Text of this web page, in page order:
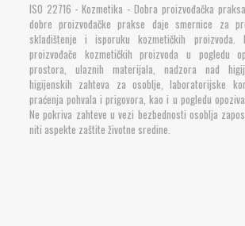
ISO 22716 - Kozmetika - Dobra proizvođačka
dobre proizvođačke prakse daje smernice za
skladištenje i isporuku kozmetičkih proizvoda.
proizvođače kozmetičkih proizvoda u pogledu
prostora, ulaznih materijala, nadzora nad
higijenskih zahteva za osoblje, laboratorijske
praćenja pohvala i prigovora, kao i u pogledu
Ne pokriva zahteve u vezi bezbednosti osoblja
niti aspekte zaštite životne sredine.